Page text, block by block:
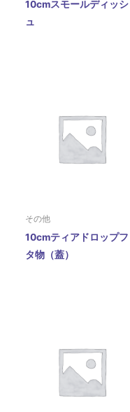
10cmスモールディッシ
ュ
その他
10cmティアドロップフ
タ物（蓋）